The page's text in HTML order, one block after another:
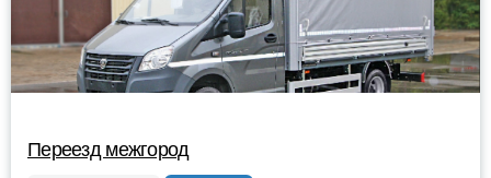
Переезд межгород